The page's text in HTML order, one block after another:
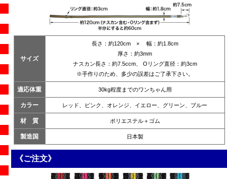
サイズ
長さ：約120cm × 幅：約1.8cm
厚さ：約3mm
ナスカン長さ：約7.5ccm、 Oリング直径：約3cm
※手作りのため、多少の誤差はご了承下さい。
適応体重 30kg程度までのワンちゃん用
カラー レッド、ピンク、オレンジ、イエロー、グリーン、ブルー
材 質 ポリエステル＋ゴム
製造国 日本製
《ご注文》